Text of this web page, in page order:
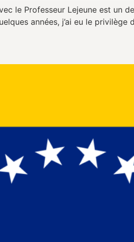
le Professeur Lejeune est un
années, j’ai eu le